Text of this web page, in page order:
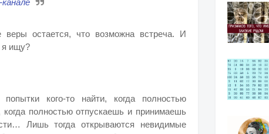
канале
остается, что возможна встреча. И
я ищу?
кого-то найти, когда полностью
полностью отпускаешь и принимаешь
Лишь тогда открываются невидимые